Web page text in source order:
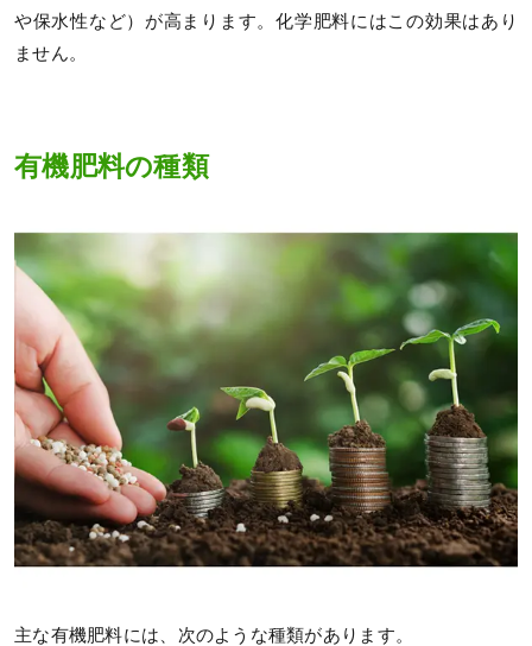
や保水性など）が高まります。化学肥料にはこの効果はあり
ません。
有機肥料の種類
主な有機肥料には、次のような種類があります。